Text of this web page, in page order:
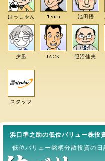
はっしゃん Tyun 池田悟
夕凪 JACK 照沼佳夫
スタッフ
浜口準之助の低位バリュー株投
-低位バリュー銘柄分散投資の日